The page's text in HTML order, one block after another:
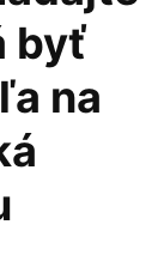
byť
na